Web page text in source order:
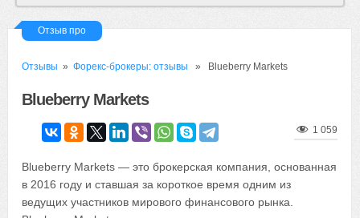
Отзыв про
Отзывы »Форекс-брокеры: отзывы » Blueberry Markets
Blueberry Markets
1 059
Blueberry Markets — это брокерская компания, основанная
в 2016 году и ставшая за короткое время одним из
ведущих участников мирового финансового рынка.